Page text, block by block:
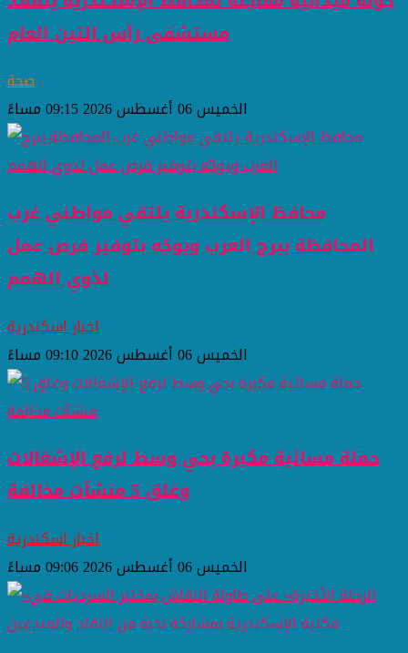
مستشفى رأس التين العام
صحة
الخميس 06 أغسطس 2026 09:15 مساءً
محافظ الإسكندرية يلتقي مواطني غرب
المحافظة ببرج العرب ويوجّه بتوفير فرص عمل
لذوي الهمم
اخبار اسكندرية
الخميس 06 أغسطس 2026 09:10 مساءً
حملة مسائية مكبرة بحي وسط لرفع الإشغالات
وغلق 5 منشآت مخالفة
اخبار اسكندرية
الخميس 06 أغسطس 2026 09:06 مساءً